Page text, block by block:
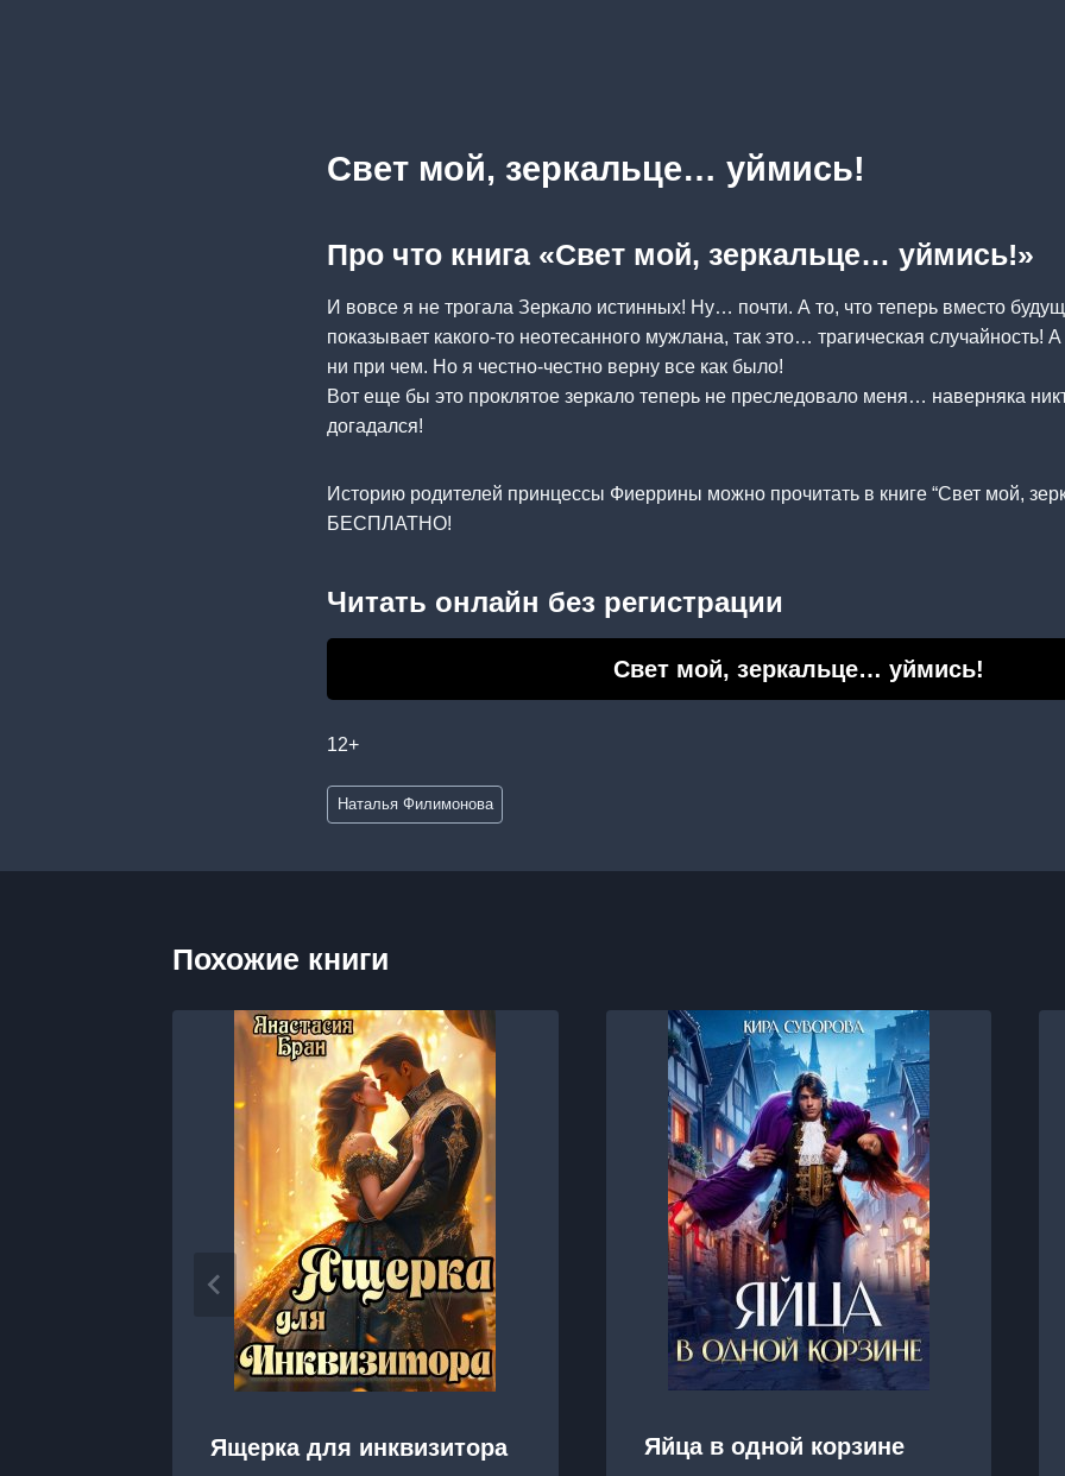
Свет мой, зеркальце… уймись!
Про что книга «Свет мой, зеркальце… уймись!»
И вовсе я не трогала Зеркало истинных! Ну… почти. А то, что теперь вместо
показывает какого-то неотесанного мужлана, так это… трагическая случайность!
ни при чем. Но я честно-честно верну все как было!
Вот еще бы это проклятое зеркало теперь не преследовало меня… наверняка
догадался!
Историю родителей принцессы Фиеррины можно прочитать в книге “Свет мой,
БЕСПЛАТНО!
Читать онлайн без регистрации
Свет мой, зеркальце… уймись!
12+
Метки
записи:
Наталья Филимонова
Похожие книги
Ящерка для инквизитора Яйца в одной корзине